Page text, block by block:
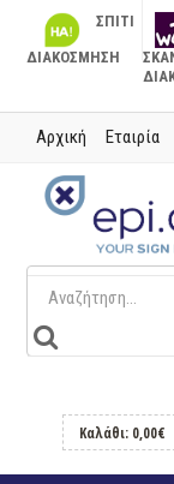
ΣΠΙΤΙ
ΔΙΑΚΟΣΜΗΣΗ
Αρχική Εταιρία
Καλάθι: 0,00€